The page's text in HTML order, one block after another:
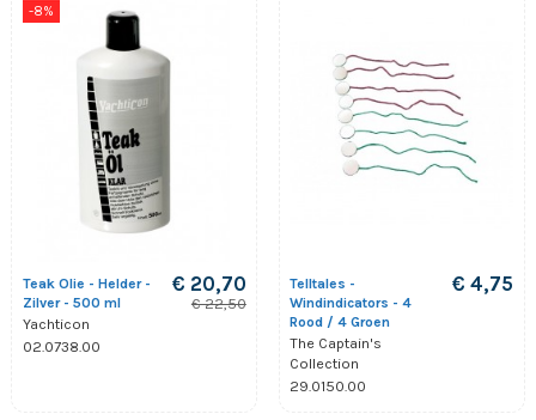
-8%
Teak Olie - Helder -
Zilver - 500 ml
Yachticon
02.0738.00
€ 20,70
€ 22,50
Telltales -
Windindicators - 4
Rood / 4 Groen
The Captain's
Collection
29.0150.00
€ 4,75